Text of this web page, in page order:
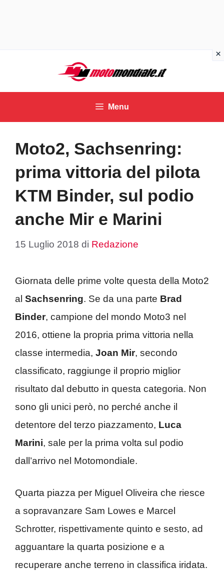
contenuto
Menu
Moto2, Sachsenring:
prima vittoria del pilota
KTM Binder, sul podio
anche Mir e Marini
15 Luglio 2018 di Redazione
Giornata delle prime volte questa della Moto2
al Sachsenring. Se da una parte Brad
Binder, campione del mondo Moto3 nel
2016, ottiene la propria prima vittoria nella
classe intermedia, Joan Mir, secondo
classificato, raggiunge il proprio miglior
risultato dal debutto in questa categoria. Non
sono gli unici però, no perché anche il
detentore del terzo piazzamento, Luca
Marini, sale per la prima volta sul podio
dall’arrivo nel Motomondiale.
Quarta piazza per Miguel Oliveira che riesce
a sopravanzare Sam Lowes e Marcel
Schrotter, rispettivamente quinto e sesto, ad
agguantare la quarta posizione e a
recuperare anche terreno in classifica iridata.